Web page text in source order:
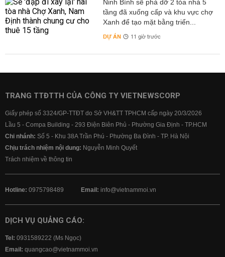
Ninh Bình sẽ phá dỡ 2 tòa nhà 5
tầng đã xuống cấp và khu vực chợ
Xanh để tạo mặt bằng triển...
DỰ ÁN 11 giờ trước
TRANG TTĐTTH CỦA CÔNG TY VIETNEWSCORP
Giấy phép số 3324/GP-TTĐT do Sở VH&TT TPHCM cấp ngày 20/3/2026
Lầu 5 - Compa Building - 293 Điện Biên Phủ - Phường Gia Định - TP.HCM
Chi nhánh: Số 5 - Khu 38A Trần Phú - Phường Ba Đình - TP. Hà Nội
Chịu trách nhiệm nội dung: Nguyễn Minh Quyết
Trách nhiệm về thông tin
Hotline: 0975798489 Email: info@vietnammoi.vn
DỊCH VỤ QUẢNG CÁO:
Tel: 0931589222 (Ms Ngọc)
Email: quangcao@vietnammoi.vn